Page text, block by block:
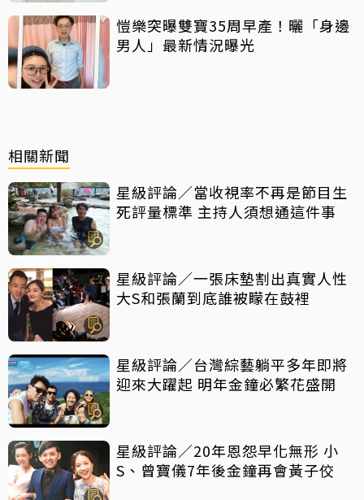
愷樂突曝雙寶35周早產！曬「身邊
男人」最新情況曝光
相關新聞
星級評論／當收視率不再是節目生
死評量標準 主持人須想通這件事
星級評論／一張床墊割出真實人性
大S和張蘭到底誰被矇在鼓裡
星級評論／台灣綜藝躺平多年即將
迎來大躍起 明年金鐘必繁花盛開
星級評論／20年恩怨早化無形 小
S、曾寶儀7年後金鐘再會黃子佼